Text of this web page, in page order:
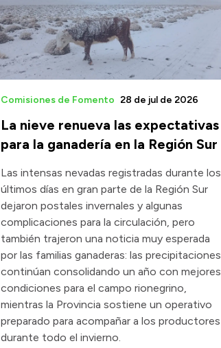
La nieve renueva las expectativas
para la ganadería en la Región Sur
Comisiones de Fomento 28 de jul de 2026
Las intensas nevadas registradas durante los
últimos días en gran parte de la Región Sur
dejaron postales invernales y algunas
complicaciones para la circulación, pero
también trajeron una noticia muy esperada
por las familias ganaderas: las precipitaciones
continúan consolidando un año con mejores
condiciones para el campo rionegrino,
mientras la Provincia sostiene un operativo
preparado para acompañar a los productores
durante todo el invierno.